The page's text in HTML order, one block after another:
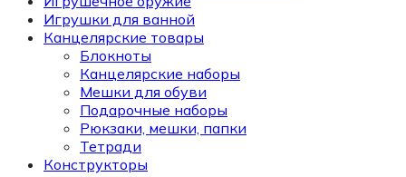
Игрушки для ванной
Канцелярские товары
Блокноты
Канцелярские наборы
Мешки для обуви
Подарочные наборы
Рюкзаки, мешки, папки
Тетради
Конструкторы